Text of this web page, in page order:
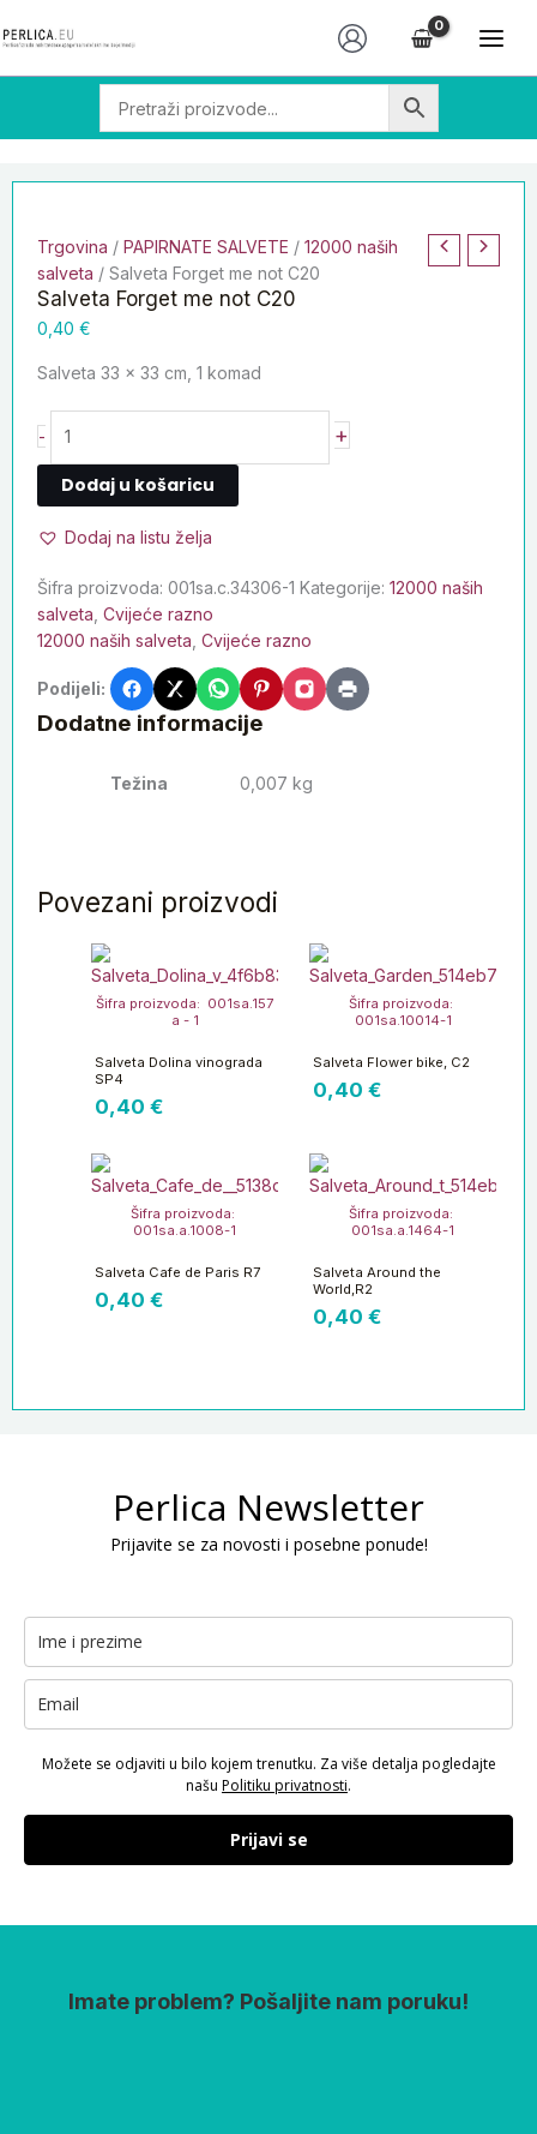
to
Trgovina / PAPIRNATE SALVETE / 12000 naših
salveta / Salveta Forget me not C20
Salveta Forget me not C20
0,40 €
Salveta 33 x 33 cm, 1 komad
-
Forget
količina
+
Dodaj u košaricu
Dodaj na listu želja
Šifra proizvoda: 001sa.c.34306-1 Kategorije: 12000 naših
salveta Cvijeće razno
12000 naših salveta Cvijeće razno
Podijeli:
Dodatne informacije
Težina 0,007 kg
Povezani proizvodi
Šifra proizvoda: 001sa.157
a - 1
Salveta Dolina vinograda
SP4
0,40 €
Šifra proizvoda:
001sa.10014-1
Salveta Flower bike, C2
0,40 €
Šifra proizvoda:
001sa.a.1008-1
Salveta Cafe de Paris R7
0,40 €
Šifra proizvoda:
001sa.a.1464-1
Salveta Around the
World,R2
0,40 €
Perlica Newsletter
Prijavite se za novosti i posebne ponude!
Možete se odjaviti u bilo kojem trenutku. Za više detalja pogledajte
našu Politiku privatnosti.
Prijavi se
Imate problem? Pošaljite nam poruku!